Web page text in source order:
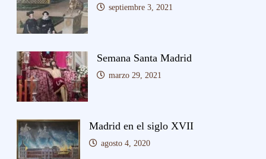
septiembre 3, 2021
Semana Santa Madrid
marzo 29, 2021
Madrid en el siglo XVII
agosto 4, 2020